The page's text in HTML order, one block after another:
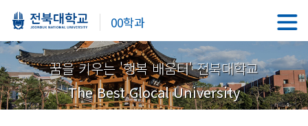
00학과
꿈을 키우는 '행복 배움터' 전북대학교
The Best Glocal University